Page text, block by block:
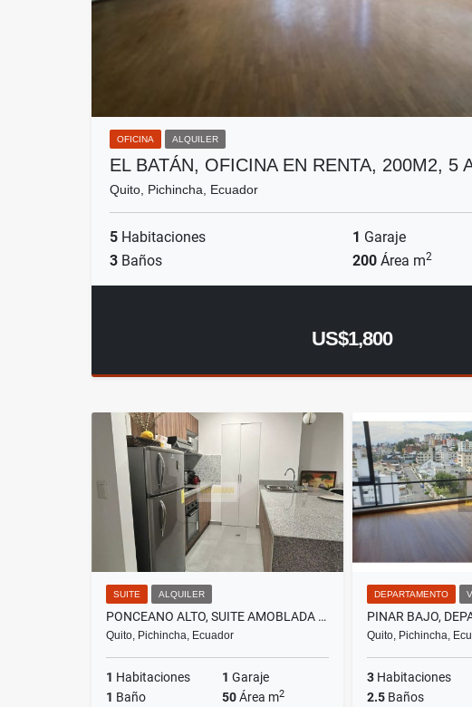
OFICINA ALQUILER
EL BATÁN, OFICINA EN RENTA, 200M2, 5
Quito, Pichincha, Ecuador
5 Habitaciones 1 Garaje
3 Baños 200 Área m2
US$1,800
SUITE ALQUILER
PONCEANO ALTO, SUITE AMOBLADA EN RENTA, 50M2
Quito, Pichincha, Ecuador
1 Habitaciones 1 Garaje
1 Baño 50Área m2
DEPARTAMENTO
Quito, Pichincha,
3 Habitaciones
2.5 Baños